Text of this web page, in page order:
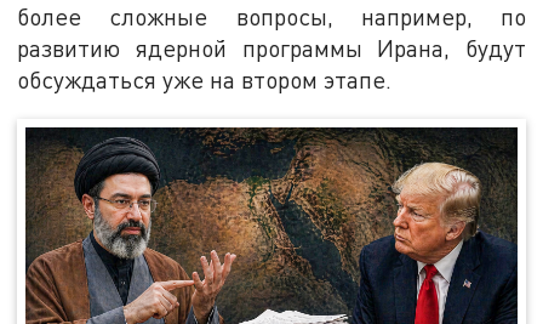
более сложные вопросы, например, по
развитию ядерной программы Ирана, будут
обсуждаться уже на втором этапе.